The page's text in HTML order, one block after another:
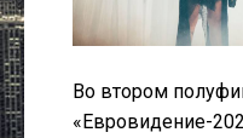
Во втором
«Евровидение-